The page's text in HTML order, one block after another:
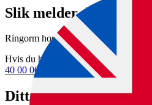
Slik melder du om
Ringorm hos storfe er en sykdom på
Hvis du har mistanke om
40 00 00
Ditt ansvar som